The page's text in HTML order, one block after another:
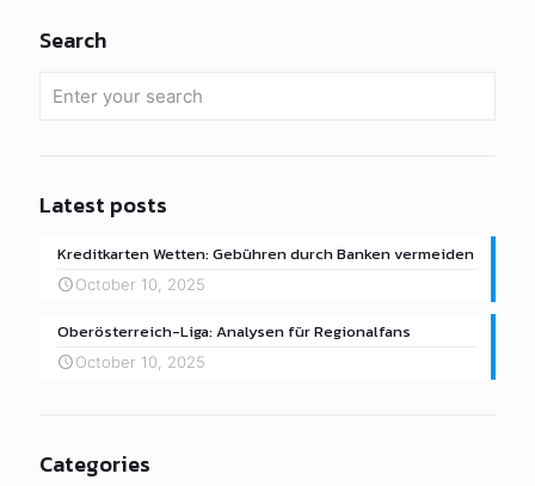
Craft & Otop
No temple touring
Phra Nakhon Si Ayutthaya Accommodations
public relations
Shoping & Markets